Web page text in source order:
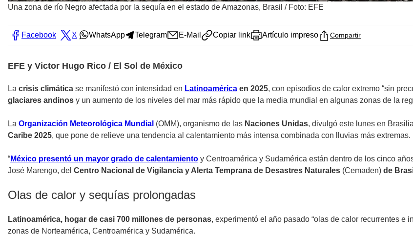
Una zona de río Negro afectada por la sequía en el estado de Amazonas, Brasil / Foto: EFE
Facebook X WhatsApp Telegram E-Mail Copiar link Artículo impreso Compartir
EFE y Victor Hugo Rico / El Sol de México
La crisis climática se manifestó con intensidad en Latinoamérica en 2025, con episodios de calor extremo “sin
glaciares andinos y un aumento de los niveles del mar más rápido que la media mundial en algunas zonas de la
La Organización Meteorológica Mundial (OMM), organismo de las Naciones Unidas, divulgó este lunes en
Caribe 2025, que pone de relieve una tendencia al calentamiento más intensa combinada con lluvias más extremas.
“México presentó un mayor grado de calentamiento y Centroamérica y Sudamérica están dentro de los cinco
José Marengo, del Centro Nacional de Vigilancia y Alerta Temprana de Desastres Naturales (Cemaden) de
Olas de calor y sequías prolongadas
Latinoamérica, hogar de casi 700 millones de personas, experimentó el año pasado “olas de calor recurrentes e
zonas de Norteamérica, Centroamérica y Sudamérica.